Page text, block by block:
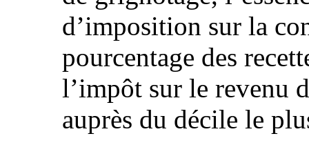
d’imposition sur la
pourcentage des
l’impôt sur le revenu
auprès du décile le